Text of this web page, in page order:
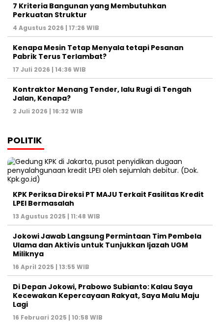
7 Kriteria Bangunan yang Membutuhkan
Perkuatan Struktur
4 Agustus 2026 | 17:26 WIB
Kenapa Mesin Tetap Menyala tetapi Pesanan
Pabrik Terus Terlambat?
17 Juli 2026 | 14:36 WIB
Kontraktor Menang Tender, lalu Rugi di Tengah
Jalan, Kenapa?
2 Juli 2026 | 16:32 WIB
POLITIK
KPK Periksa Direksi PT MAJU Terkait Fasilitas Kredit
LPEI Bermasalah
13 Agustus 2025 | 11:48 WIB
Jokowi Jawab Langsung Permintaan Tim Pembela
Ulama dan Aktivis untuk Tunjukkan Ijazah UGM
Miliknya
16 April 2025 | 13:55 WIB
Di Depan Jokowi, Prabowo Subianto: Kalau Saya
Kecewakan Kepercayaan Rakyat, Saya Malu Maju
Lagi
16 Februari 2025 | 10:58 WIB